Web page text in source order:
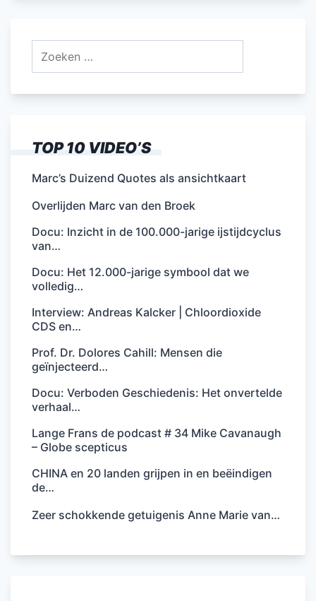
TOP 10 VIDEO’S
Marc’s Duizend Quotes als ansichtkaart
Overlijden Marc van den Broek
Docu: Inzicht in de 100.000-jarige ijstijdcyclus
van…
Docu: Het 12.000-jarige symbool dat we
volledig…
Interview: Andreas Kalcker | Chloordioxide
CDS en…
Prof. Dr. Dolores Cahill: Mensen die
geïnjecteerd…
Docu: Verboden Geschiedenis: Het onvertelde
verhaal…
Lange Frans de podcast # 34 Mike Cavanaugh
– Globe scepticus
CHINA en 20 landen grijpen in en beëindigen
de…
Zeer schokkende getuigenis Anne Marie van…